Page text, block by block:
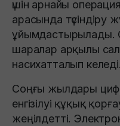
үшін арнайы
арасында түсіндіру
ұйымдастырылады.
шаралар арқылы
насихатталып келеді.
Соңғы жылдары
енгізілуі құқық
жеңілдетті.